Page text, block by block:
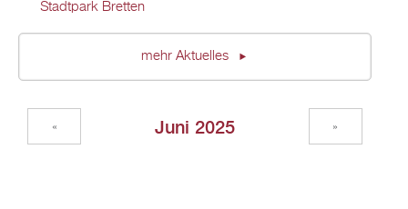
Stadtpark Bretten
mehr Aktuelles
Juni 2025
« »